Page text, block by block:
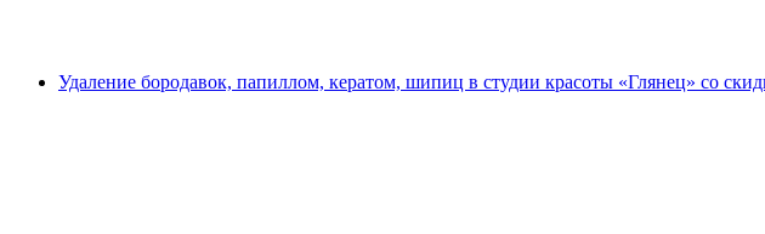
Удаление бородавок, папиллом, кератом, шипиц в студии красоты «Глянец» со